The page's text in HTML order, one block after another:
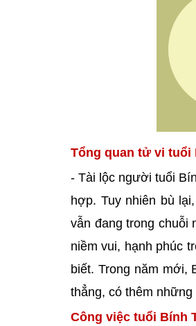
Tổng quan tử vi tuổi
- Tài lộc người tuổi
hợp. Tuy nhiên bù
vẫn đang trong chuỗi
niềm vui, hạnh phúc
biết. Trong năm mới,
thẳng, có thêm
Công việc tuổi Bính